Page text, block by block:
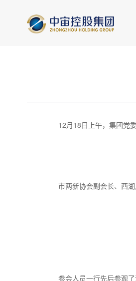
12月18日上午，集团党
市两新协会副会长、西
参会人员一行先后参观